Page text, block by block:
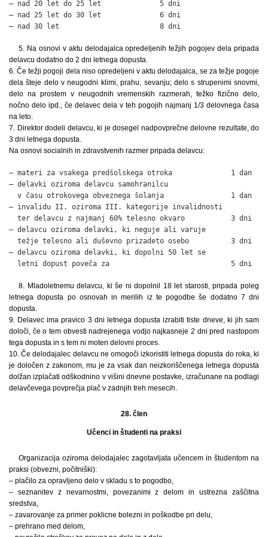
– nad 20 let do 25 let              5 dni
– nad 25 let do 30 let              6 dni
– nad 30 let                        8 dni
5. Na osnovi v aktu delodajalca opredeljenih težjih pogojev dela pripada
delavcu dodatno do 2 dni letnega dopusta.
6. Če težji pogoji dela niso opredeljeni v aktu delodajalca, se za težje pogoje
dela šteje delo v neugodni klimi, prahu, sevanju; delo s strupenimi snovmi,
delo na prostem v neugodnih vremenskih razmerah, težko fizično delo,
nočno delo ipd., če delavec dela v teh pogojih najmanj 1/3 delovnega časa
na leto.
7. Direktor dodeli delavcu, ki je dosegel nadpovprečne delovne rezultate, do
3 dni letnega dopusta.
Na osnovi socialnih in zdravstvenih razmer pripada delavcu:
– materi za vsakega predšolskega otroka              1 dan
– delavki oziroma delavcu samohranilcu
  v času otrokovega obveznega šolanja                1 dan
– invalidu II. oziroma III. kategorije invalidnosti
  ter delavcu z najmanj 60% telesno okvaro           3 dni
– delavcu oziroma delavki, ki neguje ali varuje
  težje telesno ali duševno prizadeto osebo          3 dni
– delavcu oziroma delavki, ki dopolni 50 let se
  letni dopust poveča za                             5 dni
8. Mladoletnemu delavcu, ki še ni dopolnil 18 let starosti, pripada poleg
letnega dopusta po osnovah in merilih iz te pogodbe še dodatno 7 dni
dopusta.
9. Delavec ima pravico 3 dni letnega dopusta izrabiti tiste dneve, ki jih sam
določi, če o tem obvesti nadrejenega vodjo najkasneje 2 dni pred nastopom
tega dopusta in s tem ni moten delovni proces.
10. Če delodajalec delavcu ne omogoči izkoristiti letnega dopusta do roka, ki
je določen z zakonom, mu je za vsak dan neizkoriščenega letnega dopusta
dolžan izplačati odškodnino v višini dnevne postavke, izračunane na podlagi
delavčevega povprečja plač v zadnjih treh mesecih.
28. člen
Učenci in študenti na praksi
Organizacija oziroma delodajalec zagotavljata učencem in študentom na
praksi (obvezni, počitniški):
– plačilo za opravljeno delo v skladu s to pogodbo,
– seznanitev z nevarnostmi, povezanimi z delom in ustrezna zaščitna
sredstva,
– zavarovanje za primer poklicne bolezni in poškodbe pri delu,
– prehrano med delom,